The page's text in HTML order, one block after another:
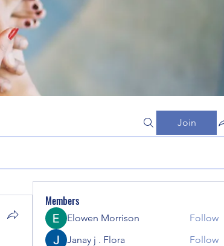
Join
Members
Elowen Morrison
Follow
Janay j . Flora
Follow